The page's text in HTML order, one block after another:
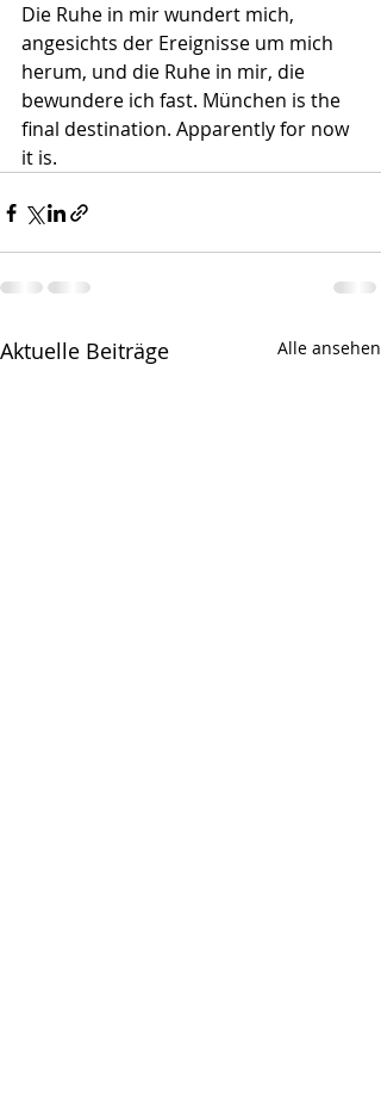
Die Ruhe in mir wundert mich,
angesichts der Ereignisse um mich
herum, und die Ruhe in mir, die
bewundere ich fast. München is the
final destination. Apparently for now
it is.
Aktuelle Beiträge Alle ansehen